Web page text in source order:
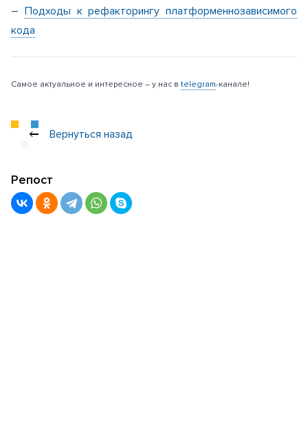
– Подходы к рефакторингу платформеннозависимого
кода
Самое актуальное и интересное – у нас в telegram-канале!
Вернуться назад
Репост